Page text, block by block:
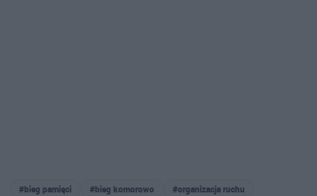
#bieg pamięci #bieg komorowo #organizacja ruchu